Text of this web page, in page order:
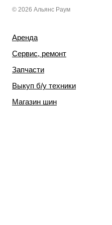
© 2026 Альянс Раум
Аренда
Сервис, ремонт
Запчасти
Выкуп б/у техники
Магазин шин